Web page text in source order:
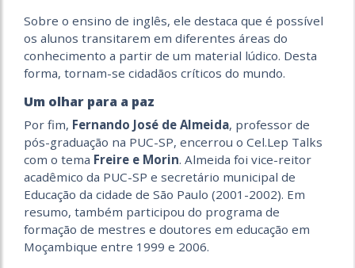
Sobre o ensino de inglês, ele destaca que é possível
os alunos transitarem em diferentes áreas do
conhecimento a partir de um material lúdico. Desta
forma, tornam-se cidadãos críticos do mundo.
Um olhar para a paz
Por fim, Fernando José de Almeida, professor de
pós-graduação na PUC-SP, encerrou o Cel.Lep Talks
com o tema Freire e Morin. Almeida foi vice-reitor
acadêmico da PUC-SP e secretário municipal de
Educação da cidade de São Paulo (2001-2002). Em
resumo, também participou do programa de
formação de mestres e doutores em educação em
Moçambique entre 1999 e 2006.